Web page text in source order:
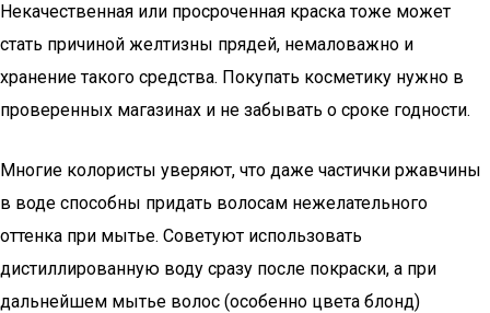
Некачественная или просроченная краска тоже может
стать причиной желтизны прядей, немаловажно и
хранение такого средства. Покупать косметику нужно в
проверенных магазинах и не забывать о сроке годности.
Многие колористы уверяют, что даже частички ржавчины
в воде способны придать волосам нежелательного
оттенка при мытье. Советуют использовать
дистиллированную воду сразу после покраски, а при
дальнейшем мытье волос (особенно цвета блонд)